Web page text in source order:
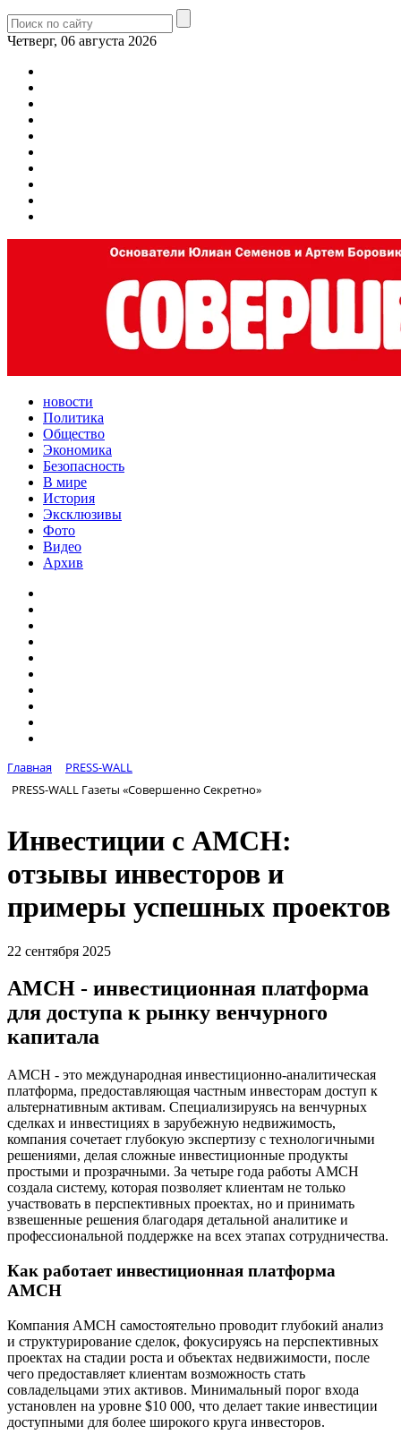
Четверг, 06 августа 2026
новости
Политика
Общество
Экономика
Безопасность
В мире
История
Эксклюзивы
Фото
Видео
Архив
Главная
PRESS-WALL
PRESS-WALL Газеты «Совершенно Секретно»
Инвестиции с AMCH:
отзывы инвесторов и
примеры успешных проектов
22 сентября 2025
AMCH - инвестиционная платформа
для доступа к рынку венчурного
капитала
AMCH - это международная инвестиционно-аналитическая
платформа, предоставляющая частным инвесторам доступ к
альтернативным активам. Специализируясь на венчурных
сделках и инвестициях в зарубежную недвижимость,
компания сочетает глубокую экспертизу с технологичными
решениями, делая сложные инвестиционные продукты
простыми и прозрачными. За четыре года работы AMCH
создала систему, которая позволяет клиентам не только
участвовать в перспективных проектах, но и принимать
взвешенные решения благодаря детальной аналитике и
профессиональной поддержке на всех этапах сотрудничества.
Как работает инвестиционная платформа
AMCH
Компания AMCH самостоятельно проводит глубокий анализ
и структурирование сделок, фокусируясь на перспективных
проектах на стадии роста и объектах недвижимости, после
чего предоставляет клиентам возможность стать
совладельцами этих активов. Минимальный порог входа
установлен на уровне $10 000, что делает такие инвестиции
доступными для более широкого круга инвесторов.